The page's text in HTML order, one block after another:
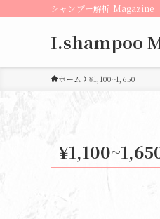
シャンプー解析 Magazine
I.shampoo
ホーム ¥1,100~1,650